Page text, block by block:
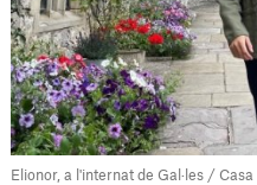
Elionor, a l'internat de Gal·les / Casa